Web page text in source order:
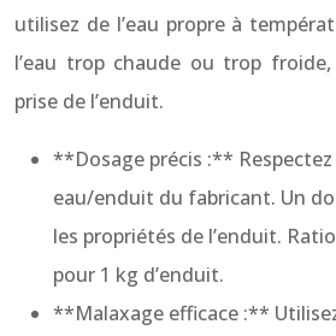
utilisez de l’eau propre à
l’eau trop chaude ou trop
prise de l’enduit.
**Dosage précis :**
eau/enduit du fabricant. Un
les propriétés de l’enduit.
pour 1 kg d’enduit.
**Malaxage efficace :**